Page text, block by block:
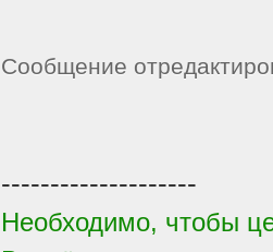
Сообщение
--------------------
Необходимо, чтобы